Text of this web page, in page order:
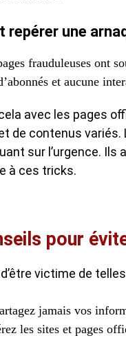
repérer une
frauduleuses ont
et aucune
avec les pages
de contenus
sur l’urgence.
à ces tricks.
pour
victime de
jamais vos
les sites et pages